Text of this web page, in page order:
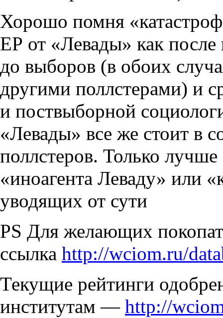
Хорошо помня
ЕР от «Левады» как после
до выборов (в обоих
другими поллстерами) и
и поствыборной
«Левады» все же стоит в
поллстеров. Только
«иноагента Леваду»
уводящих от сути
PS Для желающих
ссылка http://wciom.ru/
Текущие рейтинги
институтам — http://